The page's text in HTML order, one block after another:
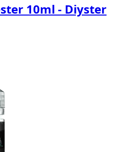
10ml - Diyster